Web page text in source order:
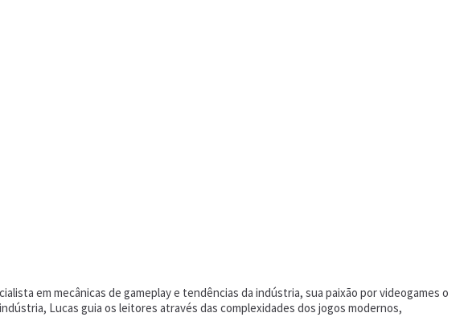
em mecânicas de gameplay e tendências da indústria, sua paixão por videogames o
Lucas guia os leitores através das complexidades dos jogos modernos,